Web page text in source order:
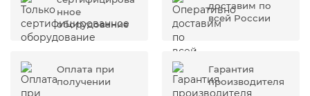
нное
оборудование
доставим по
всей России
Оплата при
получении
Гарантия
производителя